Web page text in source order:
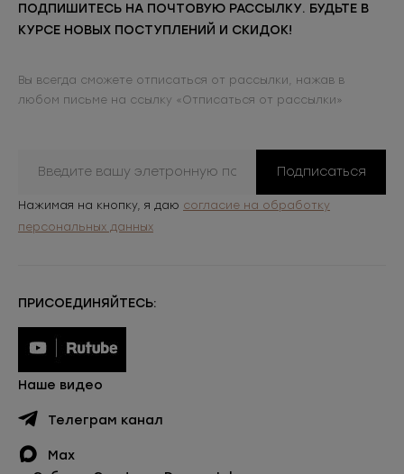
ПОДПИШИТЕСЬ НА ПОЧТОВУЮ РАССЫЛКУ. БУДЬТЕ В
КУРСЕ НОВЫХ ПОСТУПЛЕНИЙ И СКИДОК!
Вы всегда сможете отписаться от рассылки, нажав в
любом письме на ссылку «Отписаться от рассылки»
Подписаться
Нажимая на кнопку, я даю согласие на обработку
персональных данных
ПРИСОЕДИНЯЙТЕСЬ:
Наше видео
Телеграм канал
Max